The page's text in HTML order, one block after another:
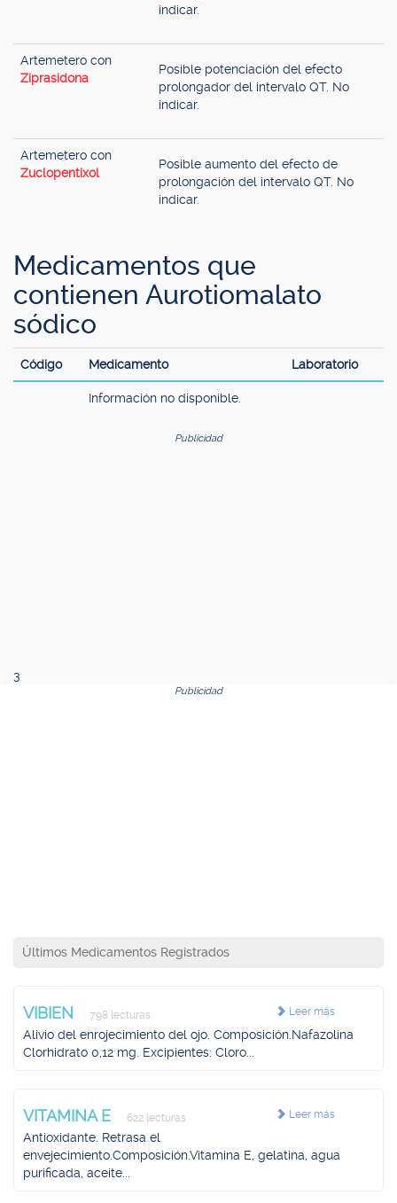
indicar.
Artemetero con
Ziprasidona
Posible potenciación del efecto
prolongador del intervalo QT. No
indicar.
Artemetero con
Zuclopentixol
Posible aumento del efecto de
prolongación del intervalo QT. No
indicar.
Medicamentos que
contienen Aurotiomalato
sódico
Código Medicamento Laboratorio
Información no disponible.
Publicidad
3
Publicidad
Últimos Medicamentos Registrados
Leer más
VIBIEN 798 lecturas
Alivio del enrojecimiento del ojo. Composición.Nafazolina
Clorhidrato 0,12 mg. Excipientes: Cloro...
Leer más
VITAMINA E 622 lecturas
Antioxidante. Retrasa el
envejecimiento.Composición.Vitamina E, gelatina, agua
purificada, aceite...